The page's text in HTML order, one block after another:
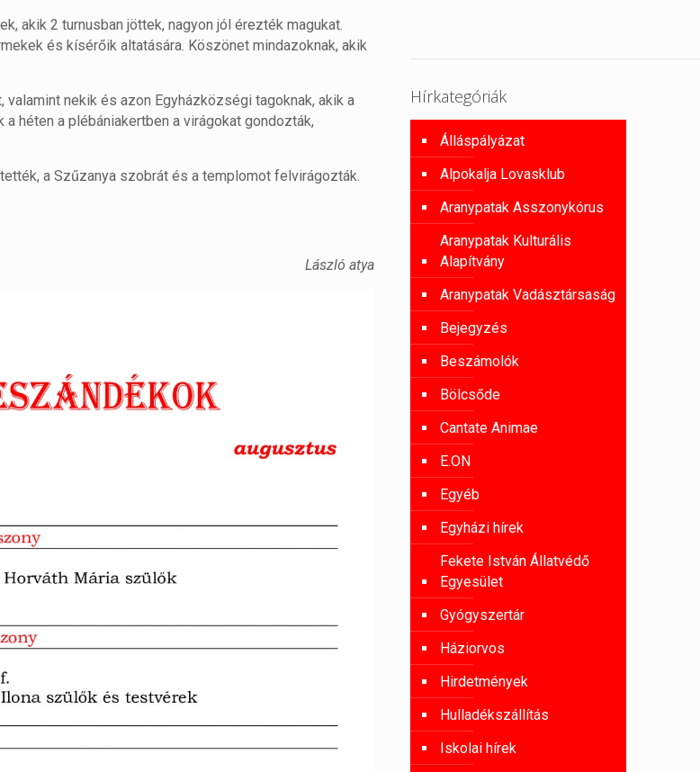
akik 2 turnusban jöttek, nagyon jól érezték magukat.
és kísérőik altatására. Köszönet mindazoknak, akik
nekik és azon Egyházközségi tagoknak, akik a
héten a plébániakertben a virágokat gondozták,
a Szűzanya szobrát és a templomot felvirágozták.
László atya
Hírkategóriák
Álláspályázat
Alpokalja Lovasklub
Aranypatak Asszonykórus
Aranypatak Kulturális
Alapítvány
Aranypatak Vadásztársaság
Bejegyzés
Beszámolók
Bölcsőde
Cantate Animae
E.ON
Egyéb
Egyházi hírek
Fekete István Állatvédő
Egyesület
Gyógyszertár
Háziorvos
Hirdetmények
Hulladékszállítás
Iskolai hírek